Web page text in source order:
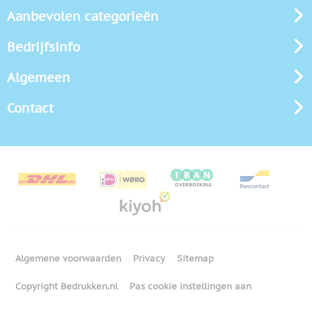
Aanbevolen categorieën
Bedrijfsinfo
Algemeen
Contact
Algemene voorwaarden Privacy Sitemap
Copyright Bedrukken.nl Pas cookie instellingen aan